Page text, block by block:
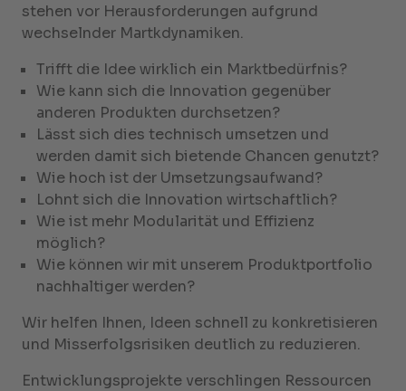
stehen vor Herausforderungen aufgrund
wechselnder Martkdynamiken.
Trifft die Idee wirklich ein Marktbedürfnis?
Wie kann sich die Innovation gegenüber
anderen Produkten durchsetzen?
Lässt sich dies technisch umsetzen und
werden damit sich bietende Chancen genutzt?
Wie hoch ist der Umsetzungsaufwand?
Lohnt sich die Innovation wirtschaftlich?
Wie ist mehr Modularität und Effizienz
möglich?
Wie können wir mit unserem Produktportfolio
nachhaltiger werden?
Wir helfen Ihnen, Ideen schnell zu konkretisieren
und Misserfolgsrisiken deutlich zu reduzieren.
Entwicklungsprojekte verschlingen Ressourcen